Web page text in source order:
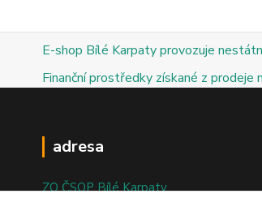
E-shop Bílé Karpaty provozuje
Finanční prostředky získané z prodeje
adresa
ZO ČSOP Bílé Karpaty